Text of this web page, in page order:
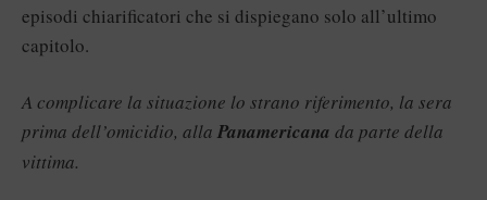
episodi chiarificatori che si dispiegano solo all’ultimo
capitolo.
A complicare la situazione lo strano riferimento, la sera
prima dell’omicidio, alla Panamericana da parte della
vittima.